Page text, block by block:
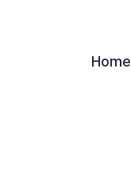
Home